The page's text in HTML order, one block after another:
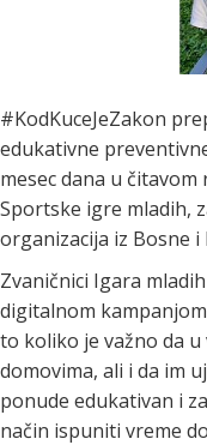
#KodKuceJeZakon
edukativne
mesec dana u
Sportske igre mladih,
organizacija iz Bosne
Zvaničnici Igara
digitalnom
to koliko je važno da
domovima, ali i da im
ponude edukativan i
način ispuniti vreme